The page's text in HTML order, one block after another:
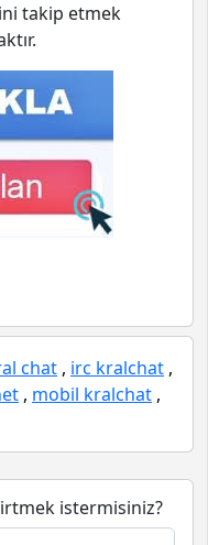
takip etmek
chat , irc kralchat ,
, mobil kralchat ,
istermisiniz?